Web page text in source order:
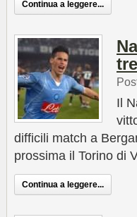
Continua a leggere...
Il
difficili match a
prossima il Torino di
Continua a leggere...